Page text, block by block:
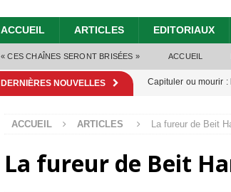
ACCUEIL ARTICLES EDITORIAUX
« CES CHAÎNES SERONT BRISÉES » ACCUEIL
DERNIÈRES NOUVELLES Capituler ou mourir
Mille jours de
Les avis consultatifs
ACCUEIL ARTICLES La fureur de Beit
La fureur de Beit